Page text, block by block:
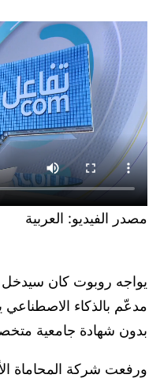
مصدر الفيديو: العربية
يواجه روبوت كان سيدخل
مدعّم بالذكاء
بدون شهادة جامعية
ورفعت شركة المحاماة